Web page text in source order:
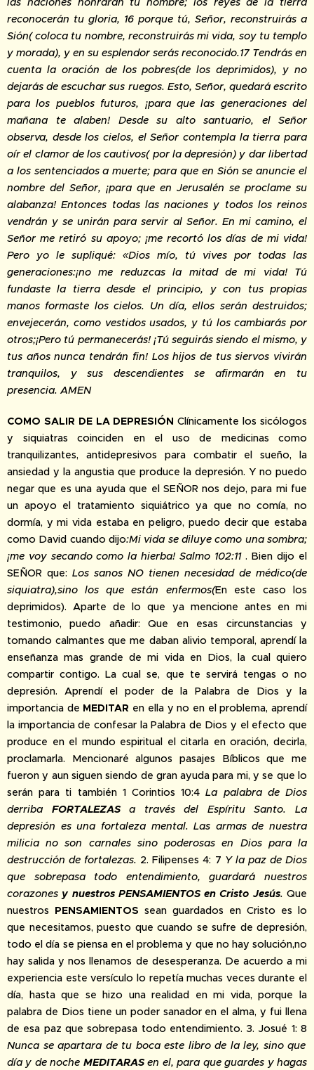
reconocerán tu gloria, 16 porque tú, Señor, reconstruirás a
Sión( coloca tu nombre, reconstruirás mi vida, soy tu templo
y morada), y en su esplendor serás reconocido.17 Tendrás en
cuenta la oración de los pobres(de los deprimidos), y no
dejarás de escuchar sus ruegos. Esto, Señor, quedará escrito
para los pueblos futuros, ¡para que las generaciones del
mañana te alaben! Desde su alto santuario, el Señor
observa, desde los cielos, el Señor contempla la tierra para
oír el clamor de los cautivos( por la depresión) y dar libertad
a los sentenciados a muerte; para que en Sión se anuncie el
nombre del Señor, ¡para que en Jerusalén se proclame su
alabanza! Entonces todas las naciones y todos los reinos
vendrán y se unirán para servir al Señor. En mi camino, el
Señor me retiró su apoyo; ¡me recortó los días de mi vida!
Pero yo le supliqué: «Dios mío, tú vives por todas las
generaciones:¡no me reduzcas la mitad de mi vida! Tú
fundaste la tierra desde el principio, y con tus propias
manos formaste los cielos. Un día, ellos serán destruidos;
envejecerán, como vestidos usados, y tú los cambiarás por
otros;¡Pero tú permanecerás! ¡Tú seguirás siendo el mismo, y
tus años nunca tendrán fin! Los hijos de tus siervos vivirán
tranquilos, y sus descendientes se afirmarán en tu
presencia. AMEN
COMO SALIR DE LA DEPRESIÓNClínicamente los sicólogos
y siquiatras coinciden en el uso de medicinas como
tranquilizantes, antidepresivos para combatir el sueño, la
ansiedad y la angustia que produce la depresión. Y no puedo
negar que es una ayuda que el SEÑOR nos dejo, para mi fue
un apoyo el tratamiento siquiátrico ya que no comía, no
dormía, y mi vida estaba en peligro, puedo decir que estaba
como David cuando dijo:Mi vida se diluye como una sombra;
¡me voy secando como la hierba! Salmo 102:11. Bien dijo el
SEÑOR que: Los sanos NO tienen necesidad de médico(de
siquiatra),sino los que están enfermos(En este caso los
deprimidos). Aparte de lo que ya mencione antes en mi
testimonio, puedo añadir: Que en esas circunstancias y
tomando calmantes que me daban alivio temporal, aprendí la
enseñanza mas grande de mi vida en Dios, la cual quiero
compartir contigo. La cual se, que te servirá tengas o no
depresión. Aprendí el poder de la Palabra de Dios y la
importancia de MEDITAR en ella y no en el problema, aprendí
la importancia de confesar la Palabra de Dios y el efecto que
produce en el mundo espiritual el citarla en oración, decirla,
proclamarla. Mencionaré algunos pasajes Bíblicos que me
fueron y aun siguen siendo de gran ayuda para mi, y se que lo
serán para ti también 1 Corintios 10:4La palabra de Dios
derriba FORTALEZASa través del Espíritu Santo. La
depresión es una fortaleza mental. Las armas de nuestra
milicia no son carnales sino poderosas en Dios para la
destrucción de fortalezas. 2. Filipenses 4: 7 Y la paz de Dios
que sobrepasa todo entendimiento, guardará nuestros
corazones y nuestros PENSAMIENTOS en Cristo Jesús. Que
nuestros PENSAMIENTOS sean guardados en Cristo es lo
que necesitamos, puesto que cuando se sufre de depresión,
todo el día se piensa en el problema y que no hay solución,no
hay salida y nos llenamos de desesperanza. De acuerdo a mi
experiencia este versículo lo repetía muchas veces durante el
día, hasta que se hizo una realidad en mi vida, porque la
palabra de Dios tiene un poder sanador en el alma, y fui llena
de esa paz que sobrepasa todo entendimiento. 3. Josué 1: 8
Nunca se apartara de tu boca este libro de la ley, sino que
día y de noche MEDITARASen el, para que guardes y hagas